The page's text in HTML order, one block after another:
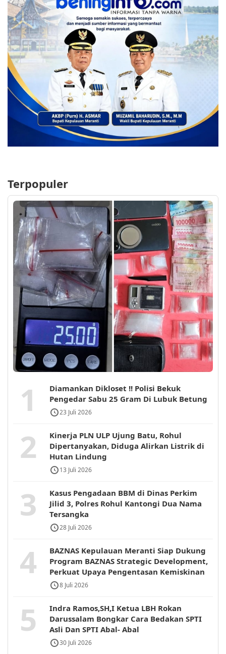
Terpopuler
1
Diamankan Dikloset !! Polisi Bekuk
Pengedar Sabu 25 Gram Di Lubuk Betung
23 Juli 2026
2
Kinerja PLN ULP Ujung Batu, Rohul
Dipertanyakan, Diduga Alirkan Listrik di
Hutan Lindung
13 Juli 2026
3
Kasus Pengadaan BBM di Dinas Perkim
Jilid 3, Polres Rohul Kantongi Dua Nama
Tersangka
28 Juli 2026
4
BAZNAS Kepulauan Meranti Siap Dukung
Program BAZNAS Strategic Development,
Perkuat Upaya Pengentasan Kemiskinan
8 Juli 2026
5
Indra Ramos,SH,I Ketua LBH Rokan
Darussalam Bongkar Cara Bedakan SPTI
Asli Dan SPTI Abal- Abal
30 Juli 2026